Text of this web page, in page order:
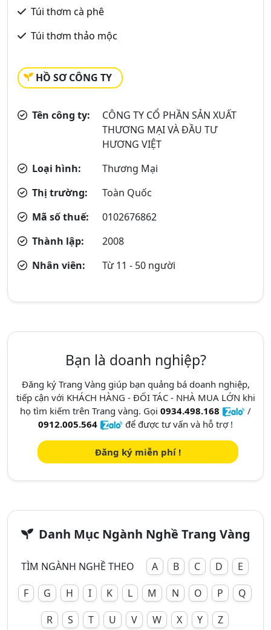
Túi thơm cà phê
Túi thơm thảo mộc
HỒ SƠ CÔNG TY
Tên công ty:
CÔNG TY CỔ PHẦN SẢN XUẤT
THƯƠNG MẠI VÀ ĐẦU TƯ
HƯƠNG VIỆT
Loại hình:
Thương Mại
Thị trường:
Toàn Quốc
Mã số thuế:
0102676862
Thành lập:
2008
Nhân viên:
Từ 11 - 50 người
Bạn là doanh nghiệp?
Đăng ký Trang Vàng giúp bạn quảng bá doanh nghiệp,
tiếp cận với KHÁCH HÀNG - ĐỐI TÁC - NHÀ MUA LỚN khi
họ tìm kiếm trên Trang vàng. Gọi 0934.498.168
/
0912.005.564
để được tư vấn và hỗ trợ !
Đăng ký miễn phí !
Danh Mục Ngành Nghề Trang Vàng
TÌM NGÀNH NGHỀ THEO A B C D
E
F
G H I K L M N O P
Q
R
S T U V W X Y Z